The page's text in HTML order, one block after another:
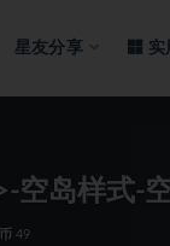
星友分享 实
空岛样式-
49